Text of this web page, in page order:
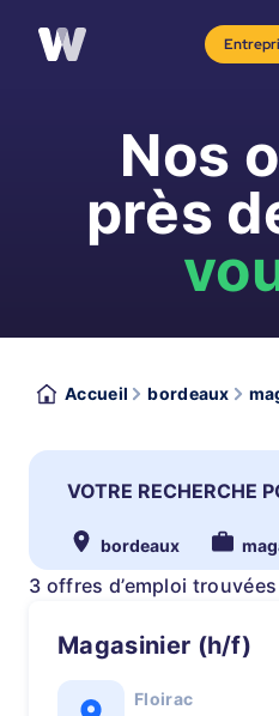
Nos
près
Accueil bordeaux
VOTRE RECHERCHE
bordeaux
3 offres d’emploi trouvées
Magasinier (h/f)
Floirac